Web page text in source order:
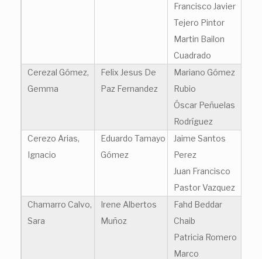
Francisco Javier
Tejero Pintor
Martin Bailon
Cuadrado
Cerezal Gómez,
Gemma
Felix Jesus De
Paz Fernandez
Mariano Gómez
Rubio
Óscar Peñuelas
Rodríguez
Cerezo Arias,
Ignacio
Eduardo Tamayo
Gómez
Jaime Santos
Perez
Juan Francisco
Pastor Vazquez
Chamarro Calvo,
Sara
Irene Albertos
Muñoz
Fahd Beddar
Chaib
Patricia Romero
Marco